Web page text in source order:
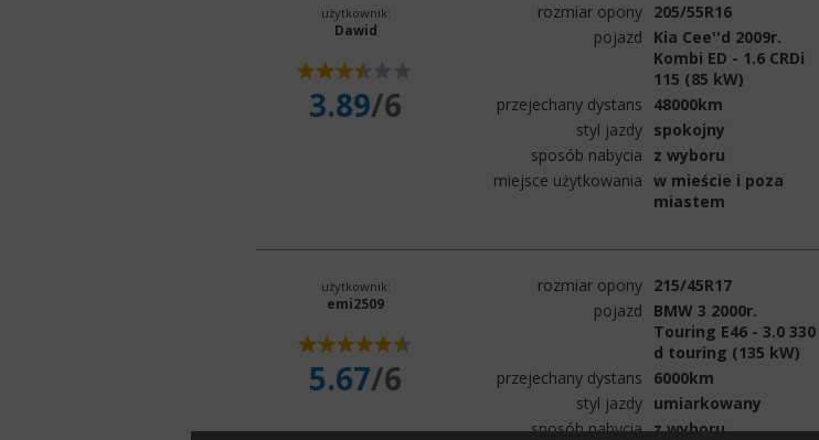
użytkownik:
Dawid
3.89/6
rozmiar opony 205/55R16
pojazd
Kia Cee''d 2009r.
Kombi ED - 1.6 CRDi
115 (85 kW)
przejechany dystans
48000km
styl jazdy spokojny
sposób nabycia
z wyboru
miejsce użytkowania w mieście i poza
miastem
użytkownik:
emi2509
5.67/6
rozmiar opony 215/45R17
pojazd
BMW 3 2000r.
Touring E46 - 3.0 330
d touring (135 kW)
przejechany dystans
6000km
styl jazdy umiarkowany
sposób nabycia z wyboru